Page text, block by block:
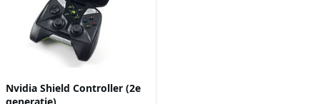
Nvidia Shield Controller (2e